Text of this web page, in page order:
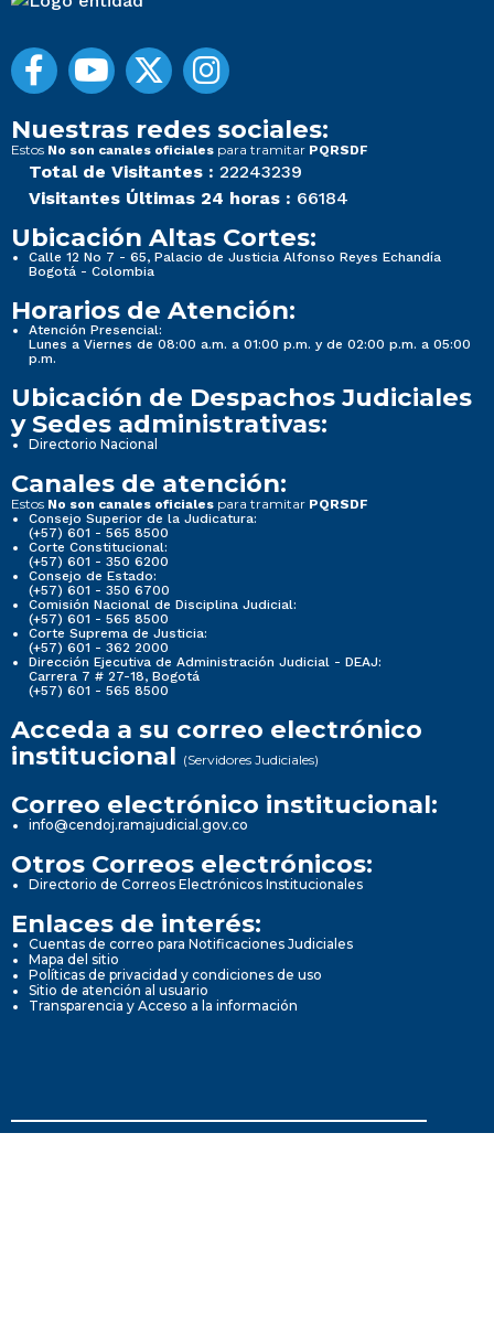
Nuestras redes sociales:
Estos No son canales oficiales para tramitar PQRSDF
Total de Visitantes : 22243239
Visitantes Últimas 24 horas : 66184
Ubicación Altas Cortes:
Calle 12 No 7 - 65, Palacio de Justicia Alfonso Reyes Echandía
Bogotá - Colombia
Horarios de Atención:
Atención Presencial:
Lunes a Viernes de 08:00 a.m. a 01:00 p.m. y de 02:00 p.m. a 05:00
p.m.
Ubicación de Despachos Judiciales
y Sedes administrativas:
Directorio Nacional
Canales de atención:
Estos No son canales oficiales para tramitar PQRSDF
Consejo Superior de la Judicatura:
(+57) 601 - 565 8500
Corte Constitucional:
(+57) 601 - 350 6200
Consejo de Estado:
(+57) 601 - 350 6700
Comisión Nacional de Disciplina Judicial:
(+57) 601 - 565 8500
Corte Suprema de Justicia:
(+57) 601 - 362 2000
Dirección Ejecutiva de Administración Judicial - DEAJ:
Carrera 7 # 27-18, Bogotá
(+57) 601 - 565 8500
Acceda a su correo electrónico
institucional (Servidores Judiciales)
Correo electrónico institucional:
info@cendoj.ramajudicial.gov.co
Otros Correos electrónicos:
Directorio de Correos Electrónicos Institucionales
Enlaces de interés:
Cuentas de correo para Notificaciones Judiciales
Mapa del sitio
Políticas de privacidad y condiciones de uso
Sitio de atención al usuario
Transparencia y Acceso a la información